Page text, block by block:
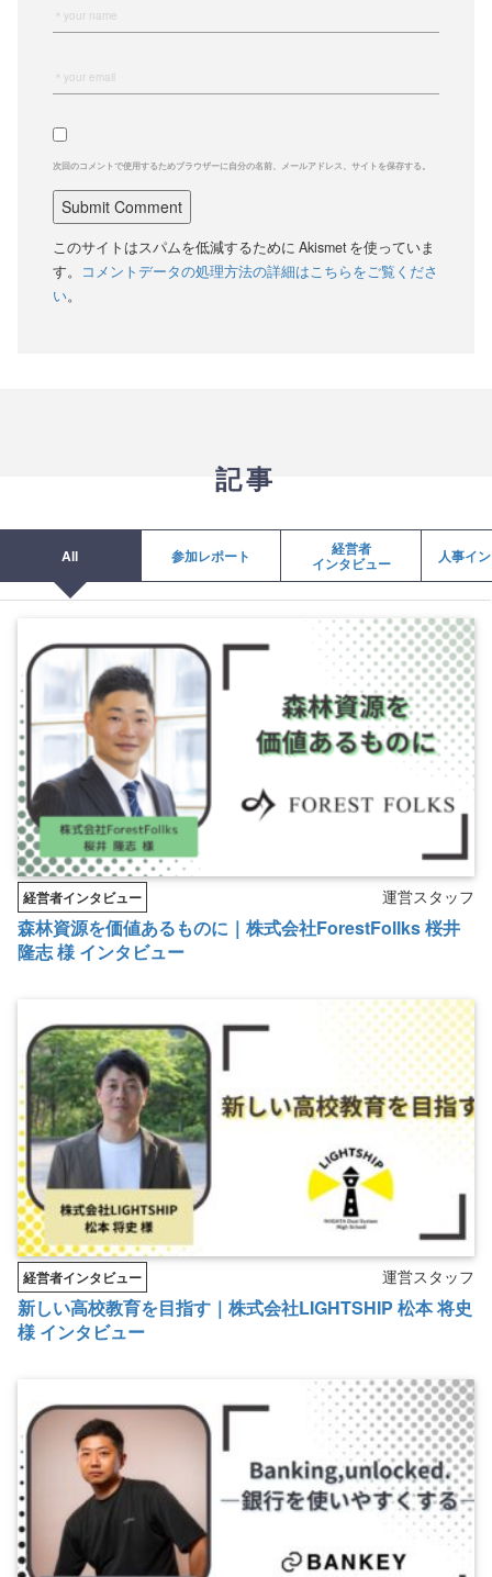
次回のコメントで使用するためブラウザーに自分の名前、メールアドレス、サイトを保存する。
このサイトはスパムを低減するために Akismet を使っていま
す。
コメントデータの処理方法の詳細はこちらをご覧くださ
い。
記事
All 参加レポート 経営者
インタビュー 人事イ
経営者インタビュー 運営スタッフ
森林資源を価値あるものに｜株式会社ForestFollks 桜井
隆志 様 インタビュー
経営者インタビュー 運営スタッフ
新しい高校教育を目指す｜株式会社LIGHTSHIP 松本 将史
様 インタビュー